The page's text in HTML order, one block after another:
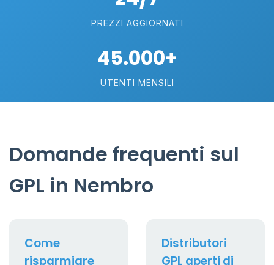
PREZZI AGGIORNATI
45.000+
UTENTI MENSILI
Domande frequenti sul
GPL in Nembro
Come
risparmiare
Distributori
GPL aperti di